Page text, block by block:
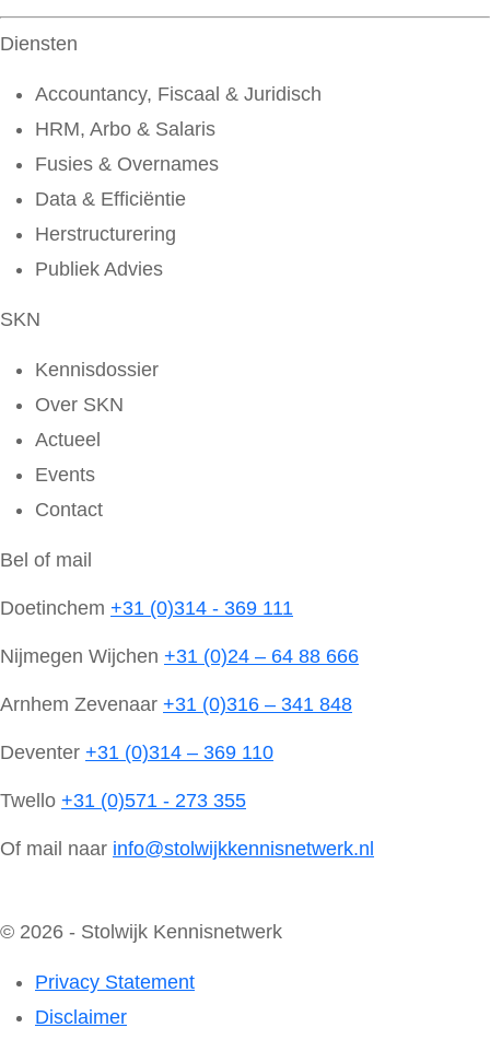
Diensten
Accountancy, Fiscaal & Juridisch
HRM, Arbo & Salaris
Fusies & Overnames
Data & Efficiëntie
Herstructurering
Publiek Advies
SKN
Kennisdossier
Over SKN
Actueel
Events
Contact
Bel of mail
Doetinchem +31 (0)314 - 369 111
Nijmegen Wijchen +31 (0)24 – 64 88 666
Arnhem Zevenaar +31 (0)316 – 341 848
Deventer +31 (0)314 – 369 110
Twello +31 (0)571 - 273 355
Of mail naar info@stolwijkkennisnetwerk.nl
© 2026 - Stolwijk Kennisnetwerk
Privacy Statement
Disclaimer